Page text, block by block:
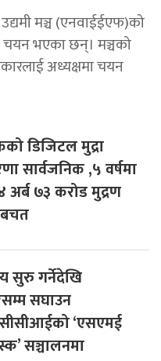
मञ्च (एनवाईईएफ)को
भएका छन्। मञ्चको
अध्यक्षमा चयन
डिजिटल मुद्रा
सार्वजनिक ,५ वर्षमा
अर्ब ७३ करोड मुद्रण
सुरु गर्नेदेखि
सघाउन
‘एसएमई
सञ्चालनमा